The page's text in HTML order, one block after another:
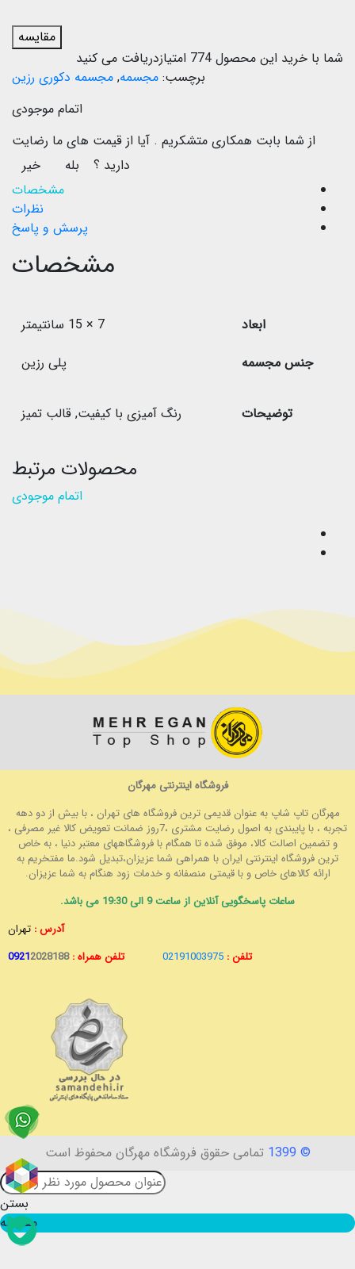
مقایسه
شما با خرید این محصول 774 امتیازدریافت می کنید
برچسب: مجسمه, مجسمه دکوری رزین
اتمام موجودی
از شما بابت همکاری متشکریم . آیا از قیمت های ما رضایت
دارید ؟
بله
خیر
مشخصات
نظرات
پرسش و پاسخ
مشخصات
ابعاد
7 × 15 سانتیمتر
جنس مجسمه
پلی رزین
توضیحات رنگ آمیزی با کیفیت, قالب تمیز
محصولات مرتبط
اتمام موجودی
فروشگاه اینترنتی مهرگان
مهرگان تاپ شاپ به عنوان قدیمی ترین فروشگاه های تهران ، با بیش از دو دهه
تجربه ، با پایبندی به اصول رضایت مشتری ،7روز ضمانت تعویض کالا غیر مصرفی ،
و تضمین اصالت کالا، موفق شده تا همگام با فروشگاههای معتبر دنیا ، به خاص
ترین فروشگاه اینترنتی ایران با همراهی شما عزیزان،تبدیل شود.ما مفتخریم به
ارائه کالاهای خاص و با قیمتی منصفانه و خدمات زود هنگام به شما عزیزان.
ساعات پاسخگویی آنلاین از ساعت 9 الی 19:30 می باشد.
آدرس : تهران
تلفن : 02191003975 تلفن همراه : 09212028188
© 1399 تمامی حقوق فروشگاه مهرگان محفوظ است
بستن
مقایسه